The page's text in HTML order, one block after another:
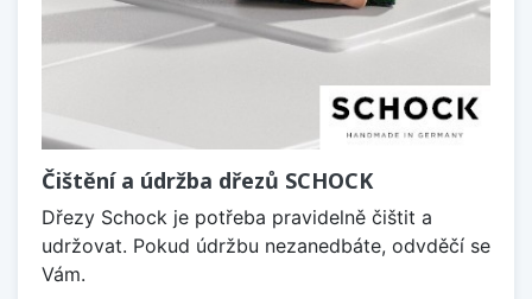
Čištění a údržba dřezů SCHOCK
Dřezy Schock je potřeba pravidelně čištit a
udržovat. Pokud údržbu nezanedbáte, odvděčí se
Vám.